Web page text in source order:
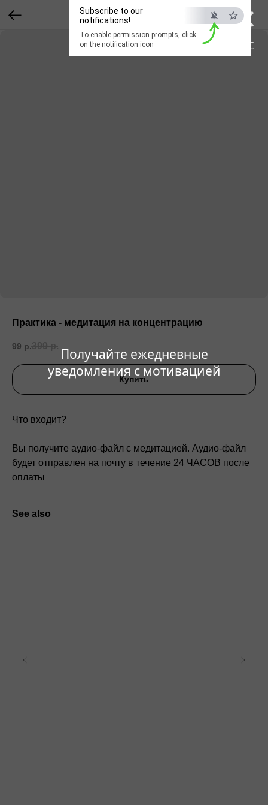
×
ESC
Получайте ежедневные
уведомления с мотивацией
Subscribe to our
notifications!
To enable permission prompts, click
on the notification icon
Практика - медитация на концентрацию
99 р.
Купить
Что входит?
Вы получите аудио-файл с медитацией. Аудио-файл
будет отправлен на почту в течение 24 ЧАСОВ после
оплаты
See also